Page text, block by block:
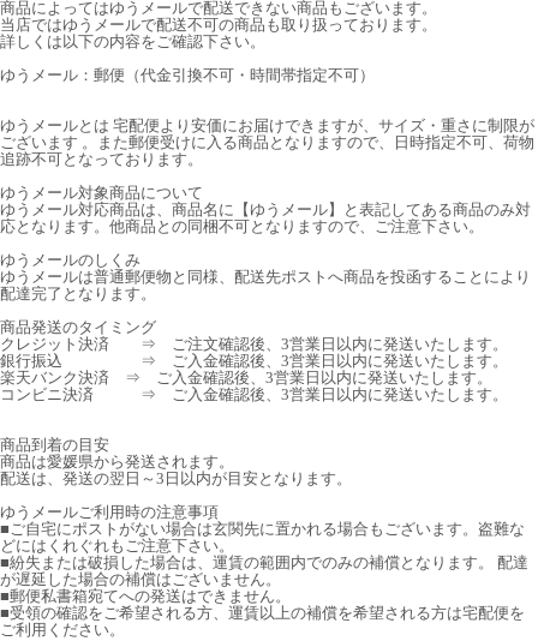
商品によってはゆうメールで配送できない商品もございます。
当店ではゆうメールで配送不可の商品も取り扱っております。
詳しくは以下の内容をご確認下さい。
ゆうメール：郵便（代金引換不可・時間帯指定不可）
ゆうメールとは 宅配便より安価にお届けできますが、サイズ・重さに制限が
ございます 。また郵便受けに入る商品となりますので、日時指定不可、荷物
追跡不可となっております。
ゆうメール対象商品について
ゆうメール対応商品は、商品名に【ゆうメール】と表記してある商品のみ対
応となります。他商品との同梱不可となりますので、ご注意下さい。
ゆうメールのしくみ
ゆうメールは普通郵便物と同様、配送先ポストへ商品を投函することにより
配達完了となります。
商品発送のタイミング
クレジット決済 ⇒ ご注文確認後、3営業日以内に発送いたします。
銀行振込 ⇒ ご入金確認後、3営業日以内に発送いたします。
楽天バンク決済 ⇒ ご入金確認後、3営業日以内に発送いたします。
コンビニ決済 ⇒ ご入金確認後、3営業日以内に発送いたします。
商品到着の目安
商品は愛媛県から発送されます。
配送は、発送の翌日～3日以内が目安となります。
ゆうメールご利用時の注意事項
■ご自宅にポストがない場合は玄関先に置かれる場合もございます。盗難な
どにはくれぐれもご注意下さい。
■紛失または破損した場合は、運賃の範囲内でのみの補償となります。 配達
が遅延した場合の補償はございません。
■郵便私書箱宛てへの発送はできません。
■受領の確認をご希望される方、運賃以上の補償を希望される方は宅配便を
ご利用ください。